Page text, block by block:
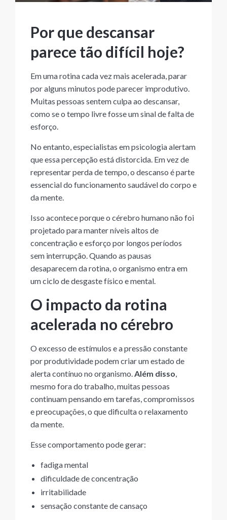
Por que descansar
parece tão difícil hoje?
Em uma rotina cada vez mais acelerada, parar
por alguns minutos pode parecer improdutivo.
Muitas pessoas sentem culpa ao descansar,
como se o tempo livre fosse um sinal de falta de
esforço.
No entanto, especialistas em psicologia alertam
que essa percepção está distorcida. Em vez de
representar perda de tempo, o descanso é parte
essencial do funcionamento saudável do corpo e
da mente.
Isso acontece porque o cérebro humano não foi
projetado para manter níveis altos de
concentração e esforço por longos períodos
sem interrupção. Quando as pausas
desaparecem da rotina, o organismo entra em
um ciclo de desgaste físico e mental.
O impacto da rotina
acelerada no cérebro
O excesso de estímulos e a pressão constante
por produtividade podem criar um estado de
alerta contínuo no organismo.Além disso,
mesmo fora do trabalho, muitas pessoas
continuam pensando em tarefas, compromissos
e preocupações, o que dificulta o relaxamento
da mente.
Esse comportamento pode gerar:
fadiga mental
dificuldade de concentração
irritabilidade
sensação constante de cansaço